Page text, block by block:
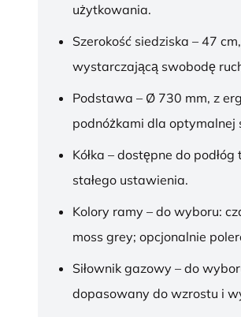
użytkowania.
Szerokość siedziska – 47
wystarczającą swobodę
Podstawa – Ø 730 mm, z
podnóżkami dla optymalnej
Kółka – dostępne do
stałego ustawienia.
Kolory ramy – do wyboru:
moss grey; opcjonalnie
Siłownik gazowy – do
dopasowany do wzrostu i